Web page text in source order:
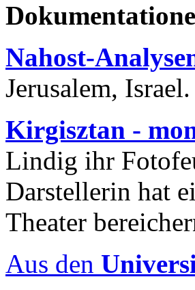
Nahost-
Jerusalem, Israel.
Kirgisztan -
Lindig ihr
Darstellerin hat
Theater
Aus den